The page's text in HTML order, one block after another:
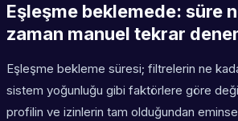
Eşleşme beklemede: süre
zaman manuel tekrar
Eşleşme bekleme süresi; filtrelerin ne
sistem yoğunluğu gibi faktörlere göre
profilin ve izinlerin tam olduğundan